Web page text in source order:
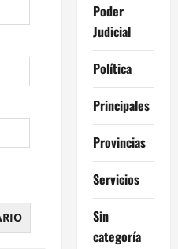
Poder
Judicial
Política
Principales
Provincias
Servicios
Sin
categoría